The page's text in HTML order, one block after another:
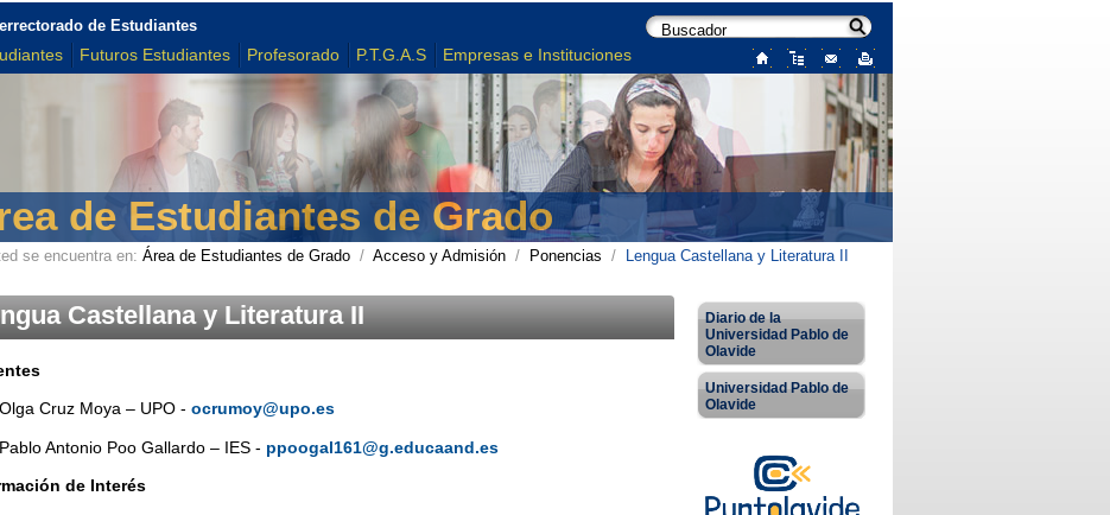
de Estudiantes
Futuros Estudiantes Profesorado P.T.G.A.S Empresas e Instituciones
de Estudiantes de Grado
se encuentra en: Área de Estudiantes de Grado/ Acceso y Admisión/ Ponencias / Lengua Castellana y Literatura II
Castellana y Literatura II
Olga Cruz Moya – UPO - ocrumoy@upo.es
Pablo Antonio Poo Gallardo – IES - ppoogal161@g.educaand.es
de Interés
Diario de la
Universidad Pablo de
Olavide
Universidad Pablo de
Olavide